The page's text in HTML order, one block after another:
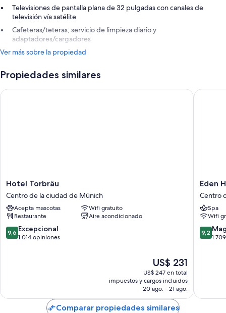
Televisiones de pantalla plana de 32 pulgadas con canales de
televisión vía satélite
Cafeteras/teteras, servicio de limpieza diario y
adaptadores/cargadores
Ver más sobre la propiedad
Propiedades similares
Hotel
Torbräu
Centro
de
la
ciudad
de
Hotel Torbräu
Centro de la ciudad de Múnich
Acepta mascotas
Wifi gratuito
Restaurante
Aire acondicionado
9.6
de
9,6 Excepcional
1.014 opiniones
El
precio
actual
es
de
US$ 231
US$ 231
US$ 247 en total
impuestos y cargos incluidos
20 ago. - 21 ago.
Hotel Torbräu
Eden
Hotel
Wolff
Centro
de
la
ciudad
Eden
Centro
Spa
Wifi
9.2
de
9,2
Eden
Comparar propiedades similares